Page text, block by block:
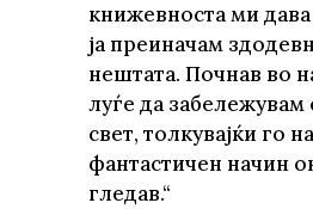
книжевноста ми
ја преиначам
нештата. Почнав во
луѓе да забележувам
свет, толкувајќи го на
фантастичен начин
гледав.“